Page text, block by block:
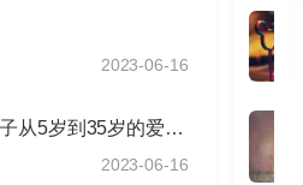
2023-06-16
一个女孩子从5岁到35岁的爱情感悟
2023-06-16